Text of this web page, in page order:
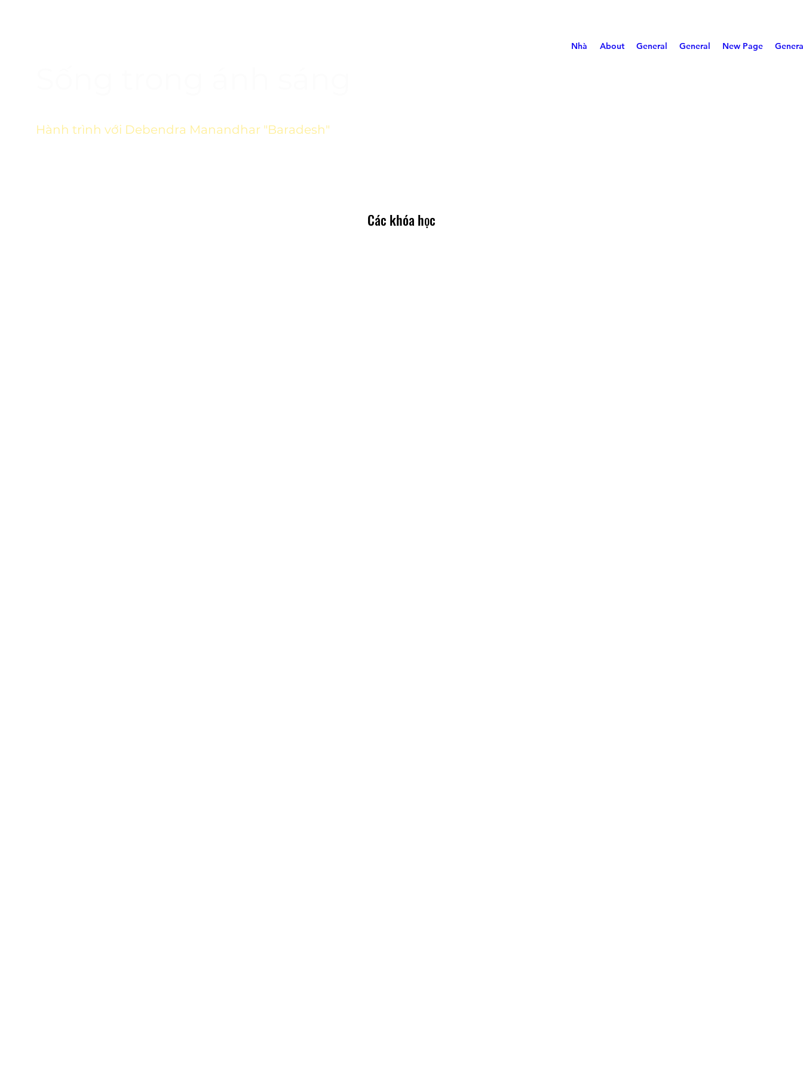
Nhà About General General New Page
Hành trình với Debendra Manandhar "Baradesh"
Các khóa học